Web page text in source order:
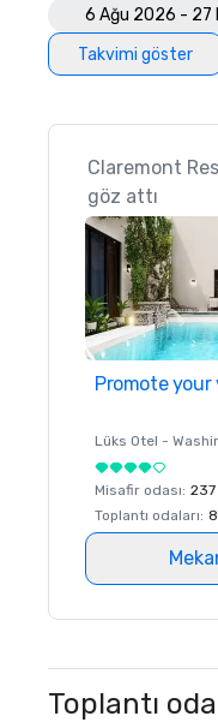
6 Ağu 2026 - 27
Takvimi göster
Claremont
göz attı
Promote your
Lüks Otel -
Misafir odası: 237
Toplantı odaları: 8
Toplantı